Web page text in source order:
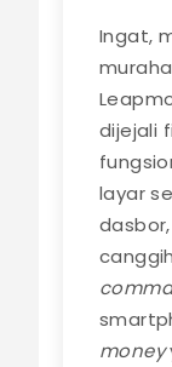
Ingat,
dijejali
layar
money